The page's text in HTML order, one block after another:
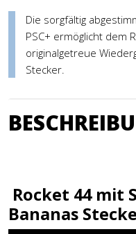
Die sorgfältig
PSC+ ermöglicht dem
originalgetreue
Stecker.
Rocket 44 mit
Bananas